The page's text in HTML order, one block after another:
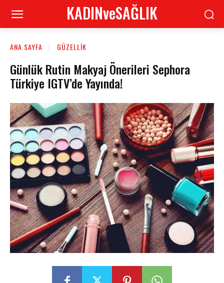
KADINveSAĞLIK
ANA SAYFA GÜZELLIK
Günlük Rutin Makyaj Önerileri Sephora
Türkiye IGTV’de Yayında!